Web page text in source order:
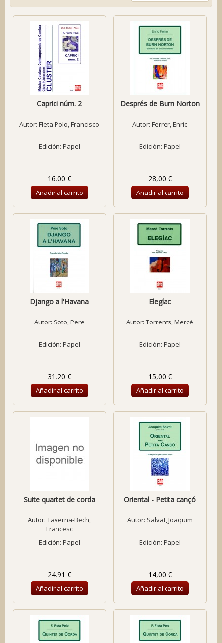
Caprici núm. 2
Autor:Fleta Polo, Francisco
Edición: Papel
16,00 €
Añadir al carrito
Després de Burn Norton
Autor:Ferrer, Enric
Edición: Papel
28,00 €
Añadir al carrito
Django a l'Havana
Autor: Soto, Pere
Edición: Papel
31,20 €
Añadir al carrito
Elegíac
Autor:Torrents, Mercè
Edición: Papel
15,00 €
Añadir al carrito
Suite quartet de corda
Autor:Taverna-Bech,
Francesc
Edición: Papel
24,91 €
Añadir al carrito
Oriental - Petita cançó
Autor: Salvat, Joaquim
Edición: Papel
14,00 €
Añadir al carrito